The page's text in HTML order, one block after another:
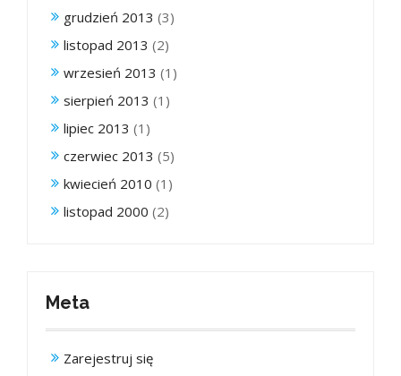
grudzień 2013 (3)
listopad 2013 (2)
wrzesień 2013 (1)
sierpień 2013 (1)
lipiec 2013 (1)
czerwiec 2013 (5)
kwiecień 2010 (1)
listopad 2000 (2)
Meta
Zarejestruj się